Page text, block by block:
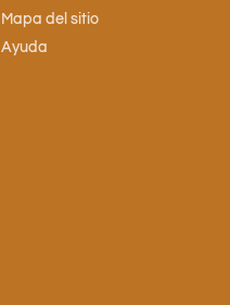
Mapa del sitio
Ayuda